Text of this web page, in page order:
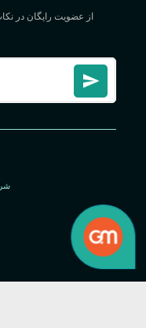
از عضویت رایگان در